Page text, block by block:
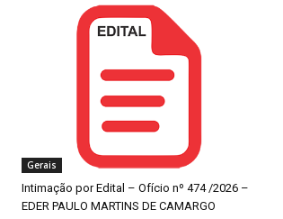
Gerais
Intimação por Edital – Ofício nº 474 /2026 –
EDER PAULO MARTINS DE CAMARGO